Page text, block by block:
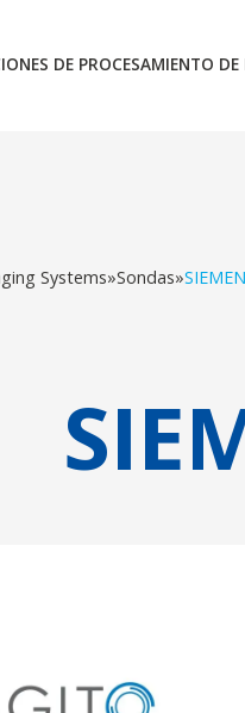
DE PROCESAMIENTO DE
Systems»Sondas»